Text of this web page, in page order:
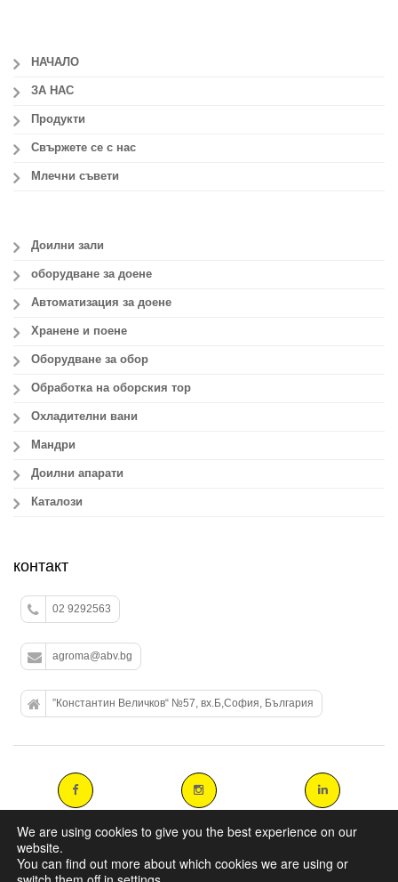
НАЧАЛО
ЗА НАС
Продукти
Свържете се с нас
Млечни съвети
Доилни зали
оборудване за доене
Автоматизация за доене
Хранене и поене
Оборудване за обор
Обработка на оборския тор
Охладителни вани
Мандри
Доилни апарати
Каталози
контакт
02 9292563
agroma@abv.bg
”Константин Величков“ №57, вх.Б,София, България
Copyright 2014 agromasters. - Web Design by ArtAbout.gr
We are using cookies to give you the best experience on our
website.
You can find out more about which cookies we are using or